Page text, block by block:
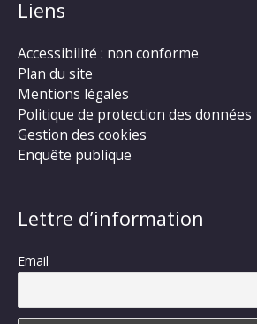
Liens
Accessibilité : non conforme
Plan du site
Mentions légales
Politique de protection des données
Gestion des cookies
Enquête publique
Lettre d’information
Email